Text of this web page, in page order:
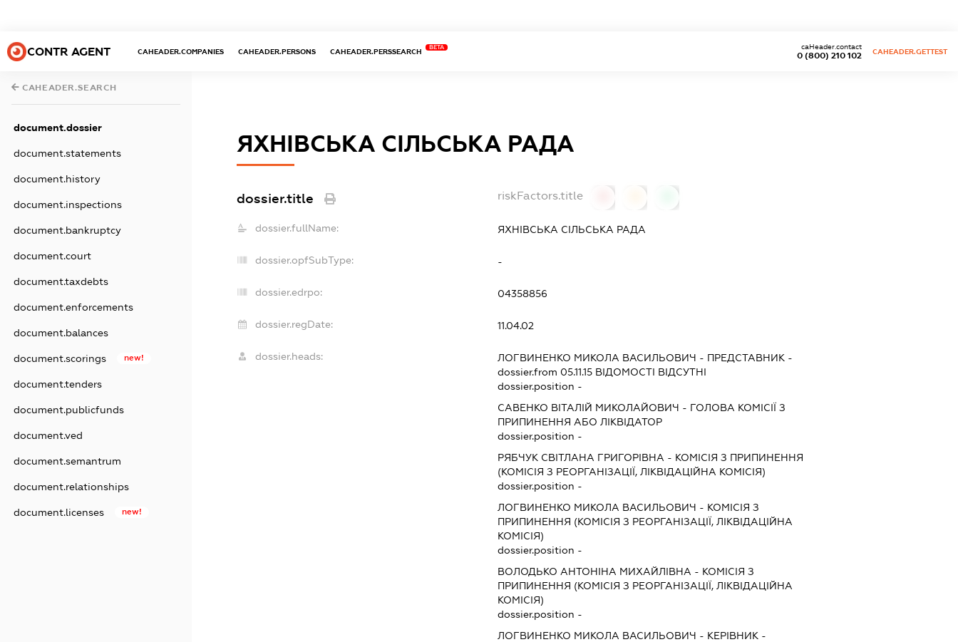
CONTR AGENT CAHEADER.COMPANIES CAHEADER.PERSONS CAHEADER.PERSSEARCH
BETA
0 (800) 210 102
caHeader.contact
CAHEADER.GETTEST
CAHEADER.SEARCH
document.dossier
document.statements
document.history
document.inspections
document.bankruptcy
document.court
document.taxdebts
document.enforcements
document.balances
document.scorings new!
document.tenders
document.publicfunds
document.ved
document.semantrum
document.relationships
document.licenses new!
ЯХНІВСЬКА СІЛЬСЬКА РАДА
dossier.title riskFactors.title
dossier.fullName: ЯХНІВСЬКА СІЛЬСЬКА РАДА
dossier.opfSubType: -
dossier.edrpo: 04358856
dossier.regDate: 11.04.02
dossier.heads: ЛОГВИНЕНКО МИКОЛА ВАСИЛЬОВИЧ - ПРЕДСТАВНИК -
dossier.from 05.11.15 ВІДОМОСТІ ВІДСУТНІ
dossier.position -
САВЕНКО ВІТАЛІЙ МИКОЛАЙОВИЧ - ГОЛОВА КОМІСІЇ З
ПРИПИНЕННЯ АБО ЛІКВІДАТОР
dossier.position -
РЯБЧУК СВІТЛАНА ГРИГОРІВНА - КОМІСІЯ З ПРИПИНЕННЯ
(КОМІСІЯ З РЕОРГАНІЗАЦІЇ, ЛІКВІДАЦІЙНА КОМІСІЯ)
dossier.position -
ЛОГВИНЕНКО МИКОЛА ВАСИЛЬОВИЧ - КОМІСІЯ З
ПРИПИНЕННЯ (КОМІСІЯ З РЕОРГАНІЗАЦІЇ, ЛІКВІДАЦІЙНА
КОМІСІЯ)
dossier.position -
ВОЛОДЬКО АНТОНІНА МИХАЙЛІВНА - КОМІСІЯ З
ПРИПИНЕННЯ (КОМІСІЯ З РЕОРГАНІЗАЦІЇ, ЛІКВІДАЦІЙНА
КОМІСІЯ)
dossier.position -
ЛОГВИНЕНКО МИКОЛА ВАСИЛЬОВИЧ - КЕРІВНИК -